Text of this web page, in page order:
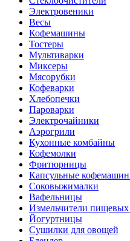
Электровеники
Весы
Кофемашины
Тостеры
Мультиварки
Миксеры
Мясорубки
Кофеварки
Хлебопечки
Пароварки
Электрочайники
Аэрогрили
Кухонные комбайны
Кофемолки
Фритюрницы
Капсульные
Соковыжималки
Вафельницы
Измельчители пищевых
Йогуртницы
Сушилки для овощей